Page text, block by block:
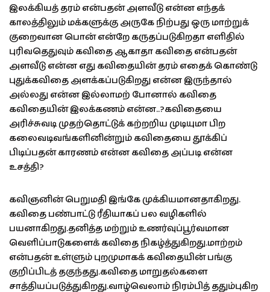
இலக்கியத் தரம் என்பதன் அளவீடு என்ன எந்தக்
காலத்திலும் மக்களுக்கு அருகே நிற்பது ஒரு மாற்றுக்
குறைவான பொன் என்றே கருதப்படுகிறதா எளிதில்
புரிவதெதுவும் கவிதை ஆகாதா கவிதை என்பதன்
அளவீடு என்ன எது கவிதையின் தரம் எதைக் கொண்டு
புதுக்கவிதை அளக்கப்படுகிறது என்ன இருந்தால்
அல்லது என்ன இல்லாமற் போனால் கவிதை
கவிதையின் இலக்கணம் என்ன..?கவிதையை
அரிச்சுவடி முதற்தொட்டுக் கற்றறிய முடியுமா பிற
கலைவடிவங்களினின்றும் கவிதையை தூக்கிப்
பிடிப்பதன் காரணம் என்ன கவிதை அப்படி என்ன
உசத்தி?
கவிஞனின் பெறுமதி இங்கே முக்கியமானதாகிறது.
கவிதை பண்பாட்டு ரீதியாகப் பல வழிகளில்
பயனாகிறது.தனித்த மற்றும் உணர்வுப்பூர்வமான
வெளிப்பாடுகளைக் கவிதை நிகழ்த்துகிறது.மாற்றம்
என்பதன் உள்ளும் புறமுமாகக் கவிதையின் பங்கு
குறிப்பிடத் தகுந்தது.கவிதை மாறுதல்களை
சாத்தியப்படுத்துகிறது.வாழ்வெலாம் நிரம்பித் ததும்புகிற